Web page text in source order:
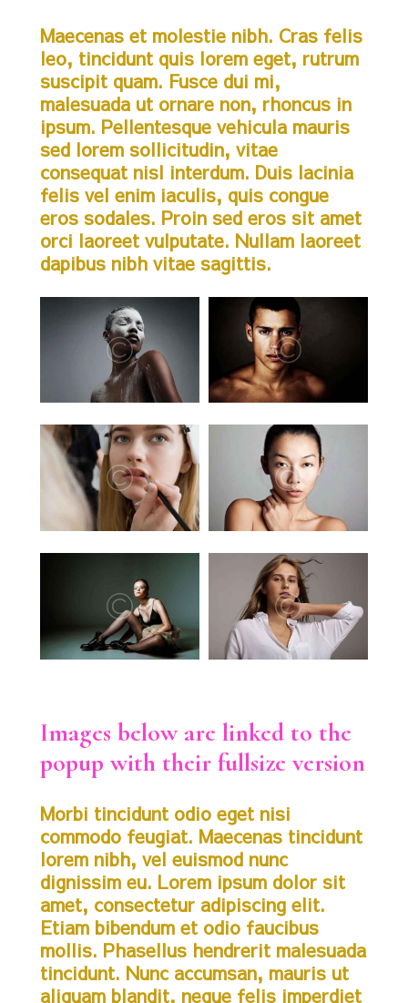
Maecenas et molestie nibh. Cras felis
leo, tincidunt quis lorem eget, rutrum
suscipit quam. Fusce dui mi,
malesuada ut ornare non, rhoncus in
ipsum. Pellentesque vehicula mauris
sed lorem sollicitudin, vitae
consequat nisl interdum. Duis lacinia
felis vel enim iaculis, quis congue
eros sodales. Proin sed eros sit amet
orci laoreet vulputate. Nullam laoreet
dapibus nibh vitae sagittis.
Images below are linked to the
popup with their fullsize version
Morbi tincidunt odio eget nisi
commodo feugiat. Maecenas tincidunt
lorem nibh, vel euismod nunc
dignissim eu. Lorem ipsum dolor sit
amet, consectetur adipiscing elit.
Etiam bibendum et odio faucibus
mollis. Phasellus hendrerit malesuada
tincidunt. Nunc accumsan, mauris ut
aliquam blandit, neque felis imperdiet